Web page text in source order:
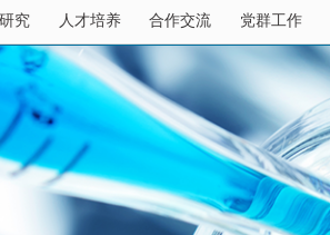
究 人才培养 合作交流 党群工作